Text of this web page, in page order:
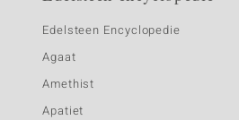
Edelsteen Encyclopedie
Agaat
Amethist
Apatiet